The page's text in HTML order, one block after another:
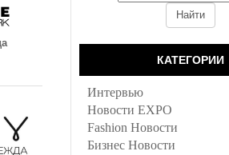
КАТЕГОРИИ
Интервью
Новости EXPO
Fashion Новости
Бизнес Новости